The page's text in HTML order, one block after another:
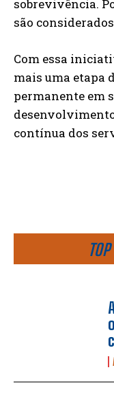
sobrevivência.
são
Com essa
mais uma etapa
permanente em
contínua dos